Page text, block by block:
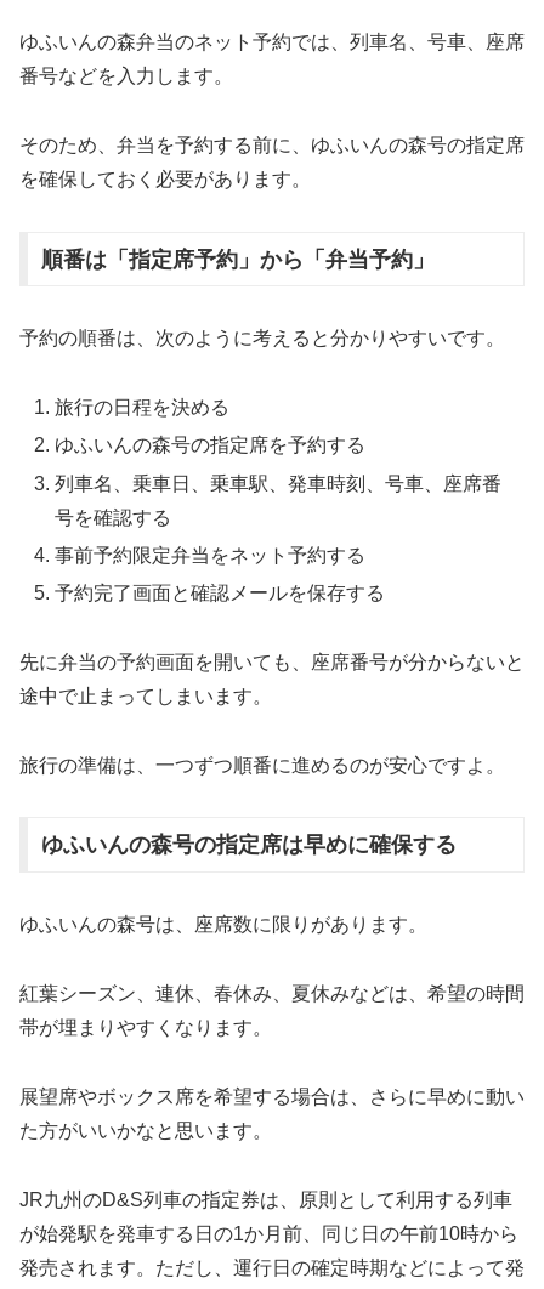
ゆふいんの森弁当のネット予約では、列車名、号車、座席
番号などを入力します。
そのため、弁当を予約する前に、ゆふいんの森号の指定席
を確保しておく必要があります。
順番は「指定席予約」から「弁当予約」
予約の順番は、次のように考えると分かりやすいです。
旅行の日程を決める
ゆふいんの森号の指定席を予約する
列車名、乗車日、乗車駅、発車時刻、号車、座席番
号を確認する
事前予約限定弁当をネット予約する
予約完了画面と確認メールを保存する
先に弁当の予約画面を開いても、座席番号が分からないと
途中で止まってしまいます。
旅行の準備は、一つずつ順番に進めるのが安心ですよ。
ゆふいんの森号の指定席は早めに確保する
ゆふいんの森号は、座席数に限りがあります。
紅葉シーズン、連休、春休み、夏休みなどは、希望の時間
帯が埋まりやすくなります。
展望席やボックス席を希望する場合は、さらに早めに動い
た方がいいかなと思います。
JR九州のD&S列車の指定券は、原則として利用する列車
が始発駅を発車する日の1か月前、同じ日の午前10時から
発売されます。ただし、運行日の確定時期などによって発